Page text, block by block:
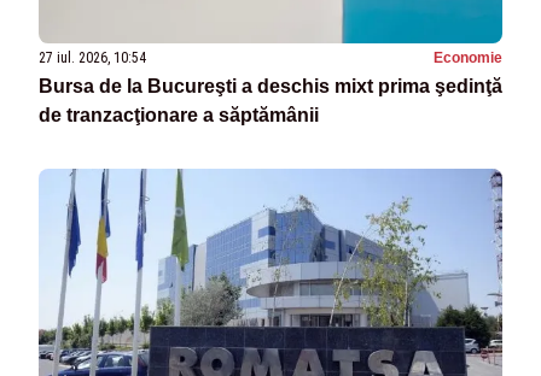
27 iul. 2026, 10:54 Economie
Bursa de la Bucureşti a deschis mixt prima şedinţă
de tranzacţionare a săptămânii